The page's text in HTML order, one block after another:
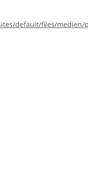
default/files/medien/